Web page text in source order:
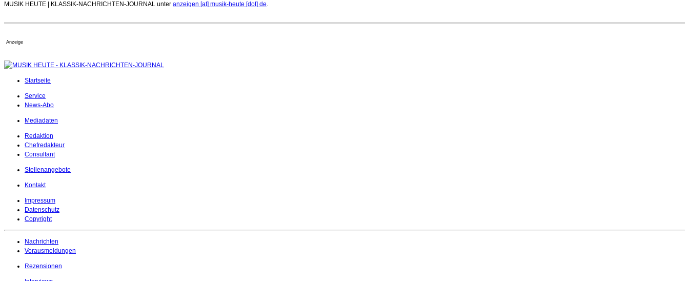
MUSIK HEUTE | KLASSIK-NACHRICHTEN-JOURNAL unter anzeigen [at] musik-heute [dot] de.
Anzeige
Startseite
Service
News-Abo
Mediadaten
Redaktion
Chefredakteur
Consultant
Stellenangebote
Kontakt
Impressum
Datenschutz
Copyright
Nachrichten
Vorausmeldungen
Rezensionen